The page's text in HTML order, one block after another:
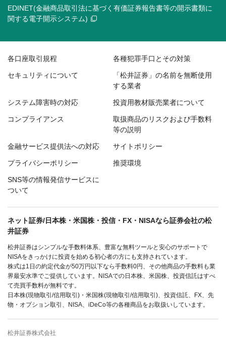
EDINET(金融商品取引法に基づく有価証券報告書等の開示書類に
関する電子開示システム)
各口座取引規程 各種犯罪手口とその対策
セキュリティについて
「松井証券」の名前を無断使用
する業者
システム障害時の対応 投資用教材販売業者について
コンプライアンス
取扱商品のリスクおよび手数料
等の説明
金融サービス提供法への対応 サイトポリシー
プライバシーポリシー 推奨環境
SNS等の情報発信サービスに
ついて
ネット証券/日本株・米国株・投信・FX・NISAなら証券会社の松
井証券
松井証券はシンプルな手数料体系、豊富な無料ツールと安心のサポートで
NISAをきっかけに投資を始める初心者の方にも支持されています。
株式は1日の約定代金が50万円以下なら手数料0円、その他商品の手数料も業
界最安水準でご提供しています。NISAでの日本株、米国株、投資信託はすべ
て売買手数料が無料です。
日本株(現物取引/信用取引)・米国株(現物取引/信用取引)、投資信託、FX、先
物・オプション取引、NISA、iDeCo等の各種商品をお取扱いしています。
松井証券株式会社